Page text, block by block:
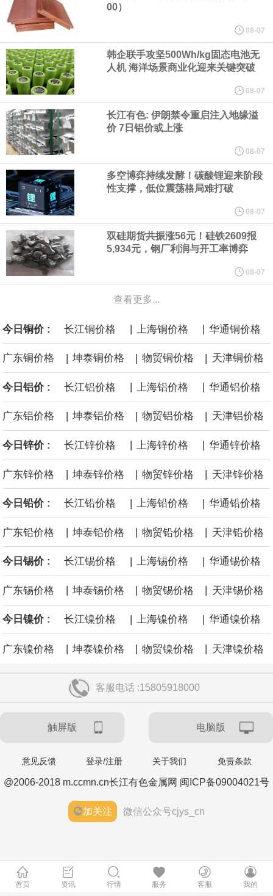
美国总统特朗普6日否认他对国防部长赫格塞思不满，称对赫格塞思
所做的工作“非常满意”。特朗普在社交媒体上发帖称，一些媒体有关
他与赫格塞思就弹药短缺问题发生冲突的报道是“完全没有根据的谣
言”，他对赫格塞思所做的工作“非常满意”。
纽约期银突破64美元/盎司，日内涨3.91%。
据报道，威刚近日在法说会上表示，在需求增加、价格走高及货源
稳定的三大有利因素带动下，预期第3季度营运将优于第2季度，并
进一步扩大全年营运成果。
美国国会预算办公室（CBO）于当地时间5日发布报告称，美国海军
计划建造的15艘核动力“特朗普级”（Trump-class）战列舰，从研发
到采购的总费用可能高达2750亿美元，为美国有史以来最昂贵的水
面战舰项目之一。 根据CBO的初步估算，首舰造价约234亿美元，
后续14艘平均每艘约180亿美元。
黄金价格有望录得自今年1月以来最大单周涨幅。油价走弱为金价提
供支撑，同时投资者正等待美国非农就业数据，以寻找美国利率前
景的线索。StoneX高级分析师马特·辛普森表示，中东和平前景改善
海力士：龙仁工厂将生产高带宽内存（HBM）及其他下一代动态随
机存取存储器（DRAM）。
00）
08-07
韩企联手攻坚500Wh/kg固态电池无
人机 海洋场景商业化迎来关键突破
08-07
长江有色: 伊朗禁令重启注入地缘溢
价 7日铝价或上涨
08-07
多空博弈持续发酵！碳酸锂迎来阶段
性支撑，低位震荡格局难打破
08-07
双硅期货共振涨56元！硅铁2609报
5,934元，钢厂利润与开工率博弈
08-07
查看更多...
今日铜价 : 长江铜价格 | 上海铜价格 | 华通铜价格
广东铜价格 | 坤泰铜价格 | 物贸铜价格 | 天津铜价格
今日铝价 : 长江铝价格 上海铝价格 华通铝价格
广东铝价格 | 坤泰铝价格 | 物贸铝价格 | 天津铝价格
今日锌价 : 长江锌价格 上海锌价格 华通锌价格
广东锌价格 | 坤泰锌价格 | 物贸锌价格 | 天津锌价格
今日铅价 : 长江铅价格 | 上海铅价格 | 华通铅价格
广东铅价格 坤泰铅价格 物贸铅价格 天津铅价格
今日锡价 : 长江锡价格 | 上海锡价格 | 华通锡价格
广东锡价格 坤泰锡价格 物贸锡价格 天津锡价格
今日镍价 : 长江镍价格 | 上海镍价格 | 华通镍价格
广东镍价格 | 坤泰镍价格 | 物贸镍价格 | 天津镍价格
客服电话 :15805918000
触屏版 电脑版
意见反馈 登录/注册 关于我们 免责条款
@2006-2018 m.ccmn.cn长江有色金属网 闽ICP备09004021号
加关注 微信公众号cjys_cn
首页 资讯 行情 服务 客服 我的